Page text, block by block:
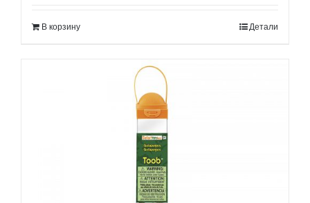
В корзину Детали